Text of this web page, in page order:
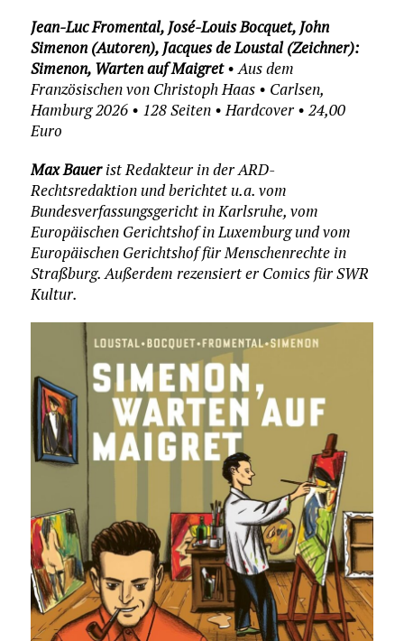
Jean-Luc Fromental, José-Louis Bocquet, John
Simenon (Autoren), Jacques de Loustal (Zeichner):
Simenon, Warten auf Maigret• Aus dem
Französischen von Christoph Haas • Carlsen,
Hamburg 2026 • 128 Seiten • Hardcover • 24,00
Euro
Max Bauerist Redakteur in der ARD-
Rechtsredaktion und berichtet u.a. vom
Bundesverfassungsgericht in Karlsruhe, vom
Europäischen Gerichtshof in Luxemburg und vom
Europäischen Gerichtshof für Menschenrechte in
Straßburg. Außerdem rezensiert er Comics für SWR
Kultur.